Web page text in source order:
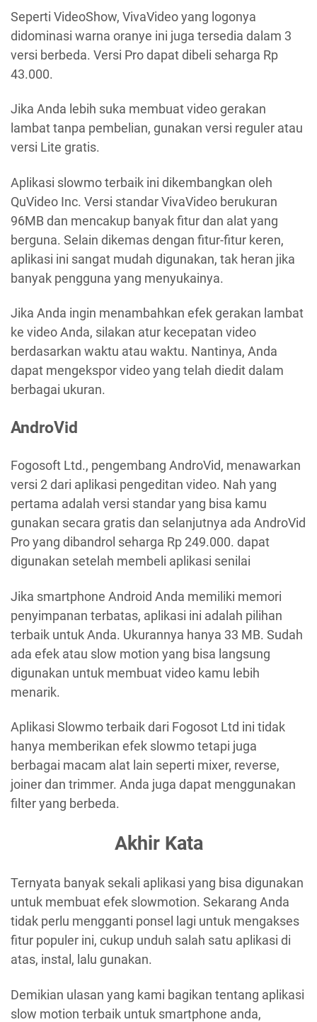
Seperti VideoShow, VivaVideo yang logonya
didominasi warna oranye ini juga tersedia dalam 3
versi berbeda. Versi Pro dapat dibeli seharga Rp
43.000.
Jika Anda lebih suka membuat video gerakan
lambat tanpa pembelian, gunakan versi reguler atau
versi Lite gratis.
Aplikasi slowmo terbaik ini dikembangkan oleh
QuVideo Inc. Versi standar VivaVideo berukuran
96MB dan mencakup banyak fitur dan alat yang
berguna. Selain dikemas dengan fitur-fitur keren,
aplikasi ini sangat mudah digunakan, tak heran jika
banyak pengguna yang menyukainya.
Jika Anda ingin menambahkan efek gerakan lambat
ke video Anda, silakan atur kecepatan video
berdasarkan waktu atau waktu. Nantinya, Anda
dapat mengekspor video yang telah diedit dalam
berbagai ukuran.
AndroVid
Fogosoft Ltd., pengembang AndroVid, menawarkan
versi 2 dari aplikasi pengeditan video. Nah yang
pertama adalah versi standar yang bisa kamu
gunakan secara gratis dan selanjutnya ada AndroVid
Pro yang dibandrol seharga Rp 249.000. dapat
digunakan setelah membeli aplikasi senilai
Jika smartphone Android Anda memiliki memori
penyimpanan terbatas, aplikasi ini adalah pilihan
terbaik untuk Anda. Ukurannya hanya 33 MB. Sudah
ada efek atau slow motion yang bisa langsung
digunakan untuk membuat video kamu lebih
menarik.
Aplikasi Slowmo terbaik dari Fogosot Ltd ini tidak
hanya memberikan efek slowmo tetapi juga
berbagai macam alat lain seperti mixer, reverse,
joiner dan trimmer. Anda juga dapat menggunakan
filter yang berbeda.
Akhir Kata
Ternyata banyak sekali aplikasi yang bisa digunakan
untuk membuat efek slowmotion. Sekarang Anda
tidak perlu mengganti ponsel lagi untuk mengakses
fitur populer ini, cukup unduh salah satu aplikasi di
atas, instal, lalu gunakan.
Demikian ulasan yang kami bagikan tentang aplikasi
slow motion terbaik untuk smartphone anda,